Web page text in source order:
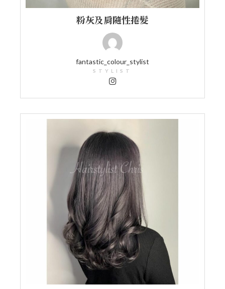
粉灰及肩隨性捲髮
fantastic_colour_stylist
STYLIST